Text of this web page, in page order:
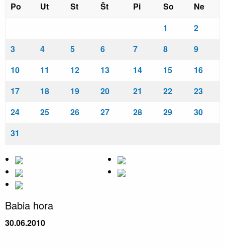
Po
Ut St Št Pi So
Ne
1
2
3
4 5 6 7 8
9
10
11 12 13 14 15
16
17
18 19 20 21 22
23
24
25 26 27 28 29
30
31
Babia hora
30.06.2010